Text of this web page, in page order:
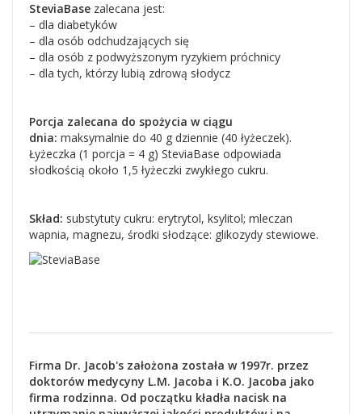
SteviaBase zalecana jest:
– dla diabetyków
– dla osób odchudzających się
– dla osób z podwyższonym ryzykiem próchnicy
– dla tych, którzy lubią zdrową słodycz
Porcja zalecana do spożycia w ciągu
dnia: maksymalnie do 40 g dziennie (40 łyżeczek).
Łyżeczka (1 porcja = 4 g) SteviaBase odpowiada
słodkością około 1,5 łyżeczki zwykłego cukru.
Skład: substytuty cukru: erytrytol, ksylitol; mleczan
wapnia, magnezu, środki słodzące: glikozydy stewiowe.
Firma Dr. Jacob's założona została w 1997r. przez
doktorów medycyny L.M. Jacoba i K.O. Jacoba jako
firma rodzinna. Od początku kładła nacisk na